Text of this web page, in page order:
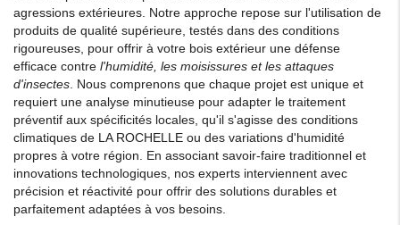
agressions extérieures. Notre approche repose sur l'utilisation de
produits de qualité supérieure, testés dans des conditions
rigoureuses, pour offrir à votre bois extérieur une défense
efficace contre l'humidité, les moisissures et les attaques
d'insectes. Nous comprenons que chaque projet est unique et
requiert une analyse minutieuse pour adapter le traitement
préventif aux spécificités locales, qu'il s'agisse des conditions
climatiques de LA ROCHELLE ou des variations d'humidité
propres à votre région. En associant savoir-faire traditionnel et
innovations technologiques, nos experts interviennent avec
précision et réactivité pour offrir des solutions durables et
parfaitement adaptées à vos besoins.